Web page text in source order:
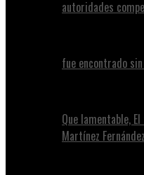
autoridades
fue encontrado
Que lamentable,
Martínez Fernández